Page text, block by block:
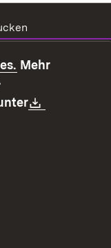
zur
Link melden
Mehr